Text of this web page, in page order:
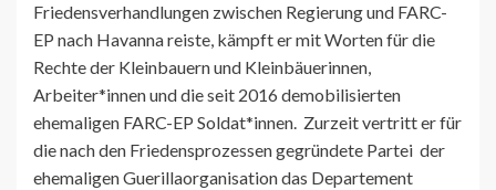
Friedensverhandlungen zwischen Regierung und FARC-
EP nach Havanna reiste, kämpft er mit Worten für die
Rechte der Kleinbauern und Kleinbäuerinnen,
Arbeiter*innen und die seit 2016 demobilisierten
ehemaligen FARC-EP Soldat*innen. Zurzeit vertritt er für
die nach den Friedensprozessen gegründete Partei der
ehemaligen Guerillaorganisation das Departement